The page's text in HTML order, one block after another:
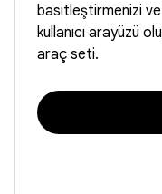
basitleştirmenizi ve
kullanıcı arayüzü
araç seti.